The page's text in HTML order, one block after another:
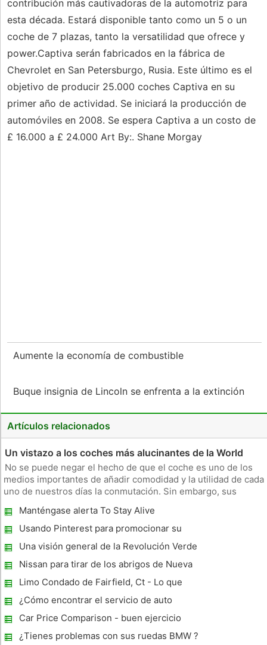
contribución más cautivadoras de la automotriz para
esta década. Estará disponible tanto como un 5 o un
coche de 7 plazas, tanto la versatilidad que ofrece y
power.Captiva serán fabricados en la fábrica de
Chevrolet en San Petersburgo, Rusia. Este último es el
objetivo de producir 25.000 coches Captiva en su
primer año de actividad. Se iniciará la producción de
automóviles en 2008. Se espera Captiva a un costo de
£ 16.000 a £ 24.000 Art By:. Shane Morgay
Aumente la economía de combustible
Buque insignia de Lincoln se enfrenta a la extinción
Artículos relacionados
Un vistazo a los coches más alucinantes de la World
No se puede negar el hecho de que el coche es uno de los
medios importantes de añadir comodidad y la utilidad de cada
uno de nuestros días la conmutación. Sin embargo, sus
solo. En los tiempos actuales, el coche que usted posee es
indicati
Manténgase alerta To Stay Alive
Usando Pinterest para promocionar su
concesionario en línea
Una visión general de la Revolución Verde
de coches
Nissan para tirar de los abrigos de Nueva
Livina
Limo Condado de Fairfield, Ct - Lo que
debe saber antes de contratar un Limo
¿Cómo encontrar el servicio de auto
apropiado
Car Price Comparison - buen ejercicio
antes de comprar un coche nuevo
¿Tienes problemas con sus ruedas BMW ?